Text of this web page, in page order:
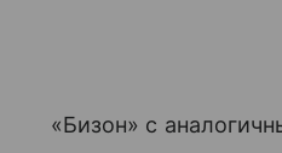
«Бизон» с